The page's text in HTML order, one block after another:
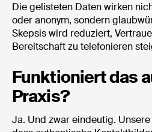
Die gelisteten Daten wirken
oder anonym, sondern
Skepsis wird reduziert,
Bereitschaft zu telefonieren
Funktioniert das
Praxis?
Ja. Und zwar eindeutig.